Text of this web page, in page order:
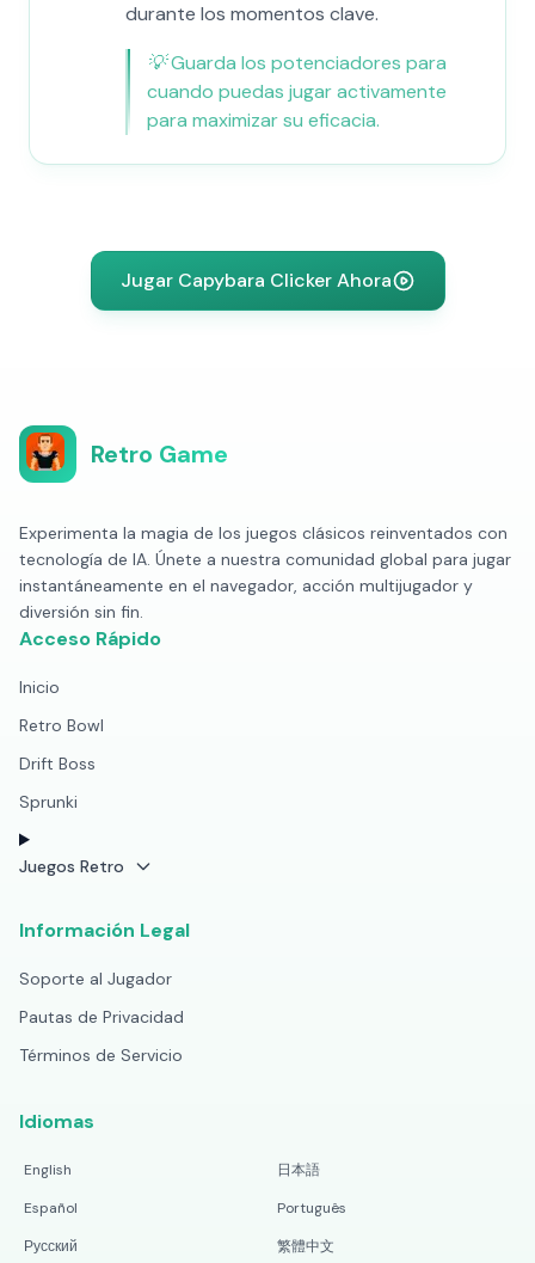
durante los momentos clave.
💡Guarda los potenciadores para
cuando puedas jugar activamente
para maximizar su eficacia.
Jugar Capybara Clicker Ahora
Retro Game
Experimenta la magia de los juegos clásicos reinventados con
tecnología de IA. Únete a nuestra comunidad global para jugar
instantáneamente en el navegador, acción multijugador y
diversión sin fin.
Acceso Rápido
Inicio
Retro Bowl
Drift Boss
Sprunki
Juegos Retro
Información Legal
Soporte al Jugador
Pautas de Privacidad
Términos de Servicio
Idiomas
English
日本語
Español
Português
Русский
繁體中文